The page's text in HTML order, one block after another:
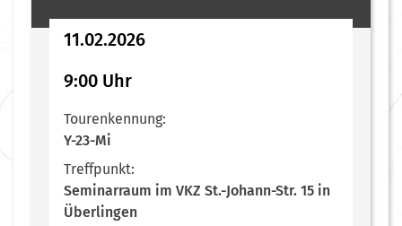
11.02.2026
9:00 Uhr
Tourenkennung:
Y-23-Mi
Treffpunkt:
Seminarraum im VKZ St.-Johann-Str. 15 in
Überlingen